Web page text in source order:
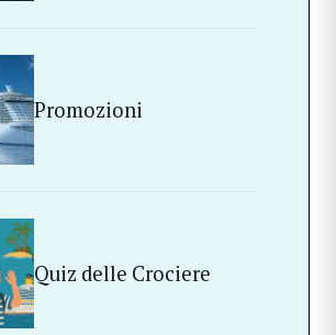
Promozioni
Quiz delle Crociere